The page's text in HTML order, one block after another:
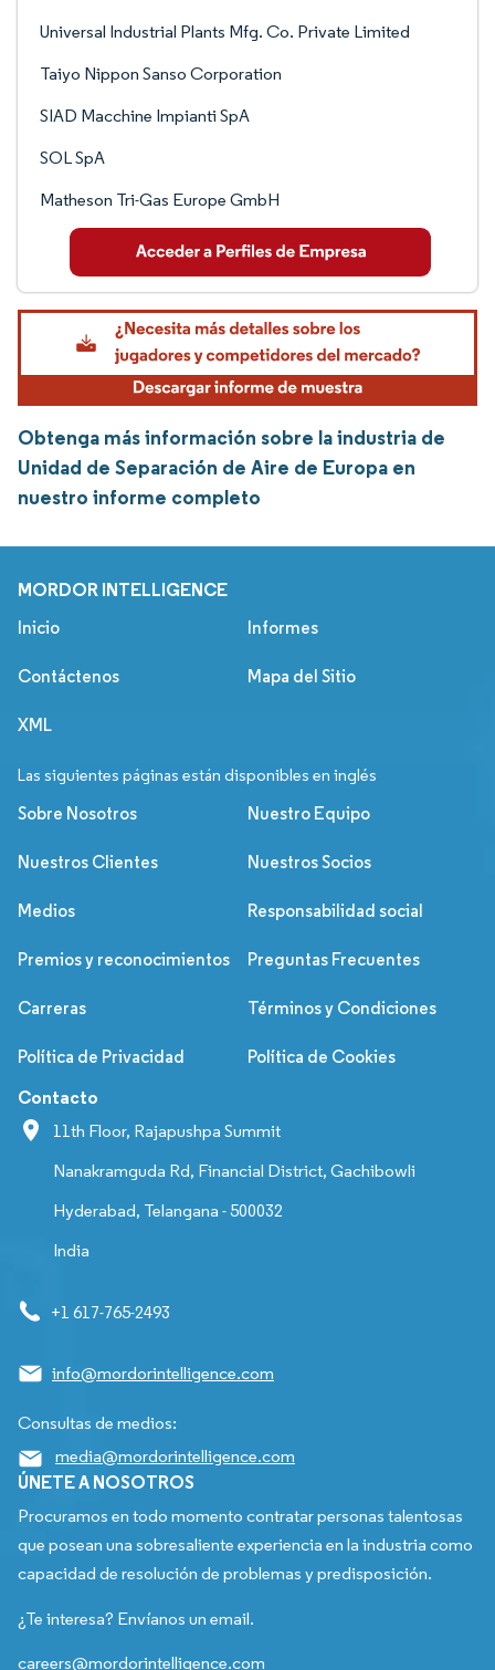
Universal Industrial Plants Mfg. Co. Private Limited
Taiyo Nippon Sanso Corporation
SIAD Macchine Impianti SpA
SOL SpA
Matheson Tri-Gas Europe GmbH
Obtenga más información sobre la industria de
Unidad de Separación de Aire de Europa en
nuestro informe completo
MORDOR INTELLIGENCE
Inicio Informes
Contáctenos Mapa del Sitio
XML
Las siguientes páginas están disponibles en inglés
Sobre Nosotros Nuestro Equipo
Nuestros Clientes Nuestros Socios
Medios Responsabilidad social
Premios y reconocimientos Preguntas Frecuentes
Carreras Términos y Condiciones
Política de Privacidad Política de Cookies
Contacto
11th Floor, Rajapushpa Summit
Nanakramguda Rd, Financial District, Gachibowli
Hyderabad, Telangana - 500032
India
+1 617-765-2493
info@mordorintelligence.com
Consultas de medios:
media@mordorintelligence.com
ÚNETE A NOSOTROS
Procuramos en todo momento contratar personas talentosas
que posean una sobresaliente experiencia en la industria como
capacidad de resolución de problemas y predisposición.
¿Te interesa? Envíanos un email.
careers@mordorintelligence.com